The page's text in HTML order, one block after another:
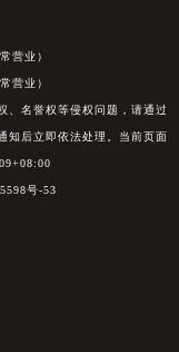
营业）
营业）
、名誉权等侵权问题，请通过
知后立即依法处理。当前页面
号-53